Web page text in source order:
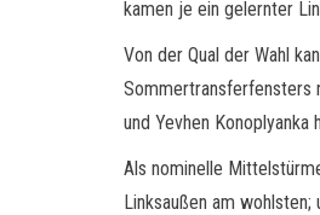
kamen je ein gelernter
Von der Qual der Wahl
Sommertransferfensters
und Yevhen
Als nominelle
Linksaußen am